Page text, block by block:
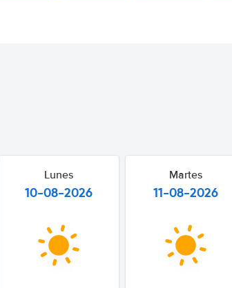
Lunes
10-08-2026
Martes
11-08-2026